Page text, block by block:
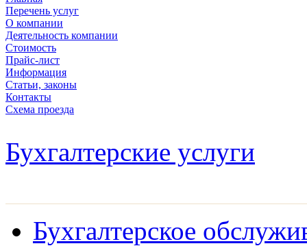
Перечень услуг
О компании
Деятельность компании
Стоимость
Прайс-лист
Информация
Статьи, законы
Контакты
Схема проезда
Бухгалтерские услуги
Бухгалтерское